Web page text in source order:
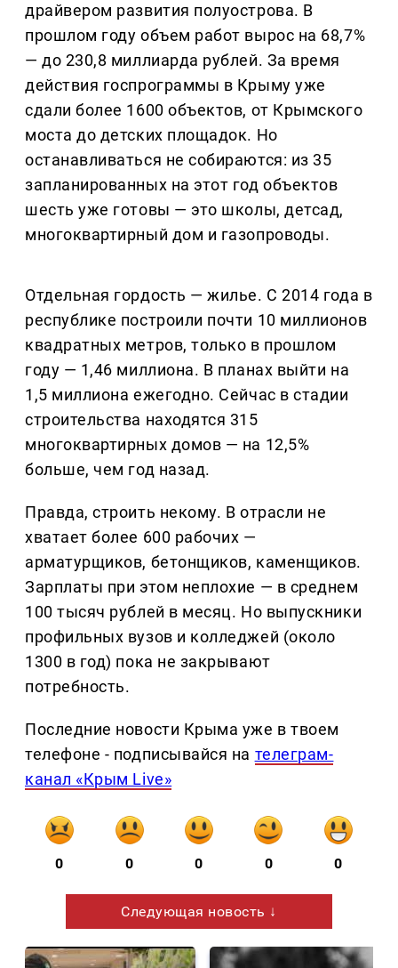
драйвером развития полуострова. В
прошлом году объем работ вырос на 68,7%
— до 230,8 миллиарда рублей. За время
действия госпрограммы в Крыму уже
сдали более 1600 объектов, от Крымского
моста до детских площадок. Но
останавливаться не собираются: из 35
запланированных на этот год объектов
шесть уже готовы — это школы, детсад,
многоквартирный дом и газопроводы.
Отдельная гордость — жилье. С 2014 года в
республике построили почти 10 миллионов
квадратных метров, только в прошлом
году — 1,46 миллиона. В планах выйти на
1,5 миллиона ежегодно. Сейчас в стадии
строительства находятся 315
многоквартирных домов — на 12,5%
больше, чем год назад.
Правда, строить некому. В отрасли не
хватает более 600 рабочих —
арматурщиков, бетонщиков, каменщиков.
Зарплаты при этом неплохие — в среднем
100 тысяч рублей в месяц. Но выпускники
профильных вузов и колледжей (около
1300 в год) пока не закрывают
потребность.
Последние новости Крыма уже в твоем
телефоне - подписывайся на телеграм-
канал «Крым Live»
0 0 0 0 0
Следующая новость ↓